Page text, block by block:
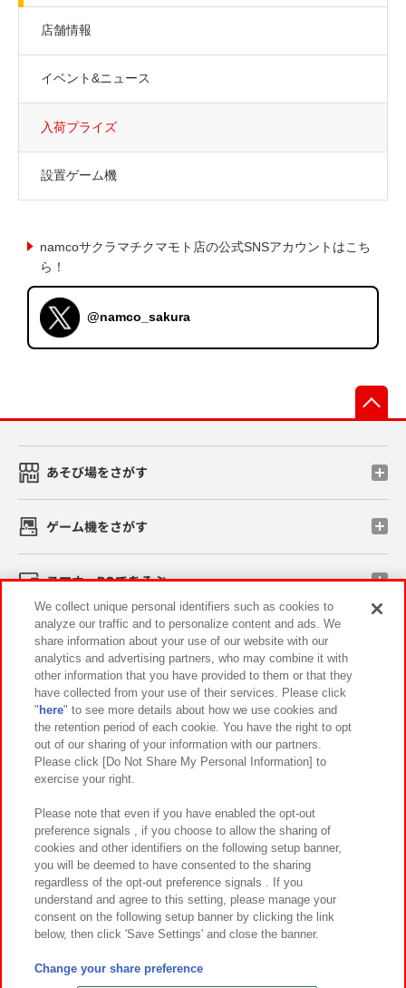
店舗情報
イベント&ニュース
入荷プライズ
設置ゲーム機
namcoサクラマチクマモト店の公式SNSアカウントはこち
ら！
@namco_sakura
あそび場をさがす
ゲーム機をさがす
スマホ・PCであそぶ
イベント・キャンペーン
関連会社 サステナビリティ サイトポリシー
プライバシーポリシー ウェブアクセシビリティ方針と検証結果
お取引先さまとともに
カスタマーハラスメント対応方針 よくあるご質問・お問い合わせ
©Bandai Namco Amusement Inc.
©Bandai Namco Amusement Lab Inc.
We collect unique personal identifiers such as cookies to
analyze our traffic and to personalize content and ads. We
share information about your use of our website with our
analytics and advertising partners, who may combine it with
other information that you have provided to them or that they
have collected from your use of their services. Please click
" here" to see more details about how we use cookies and
the retention period of each cookie. You have the right to opt
out of our sharing of your information with our partners.
Please click [Do Not Share My Personal Information] to
exercise your right.
Please note that even if you have enabled the opt-out
preference signals , if you choose to allow the sharing of
cookies and other identifiers on the following setup banner,
you will be deemed to have consented to the sharing
regardless of the opt-out preference signals . If you
understand and agree to this setting, please manage your
consent on the following setup banner by clicking the link
below, then click 'Save Settings' and close the banner.
Change your share preference